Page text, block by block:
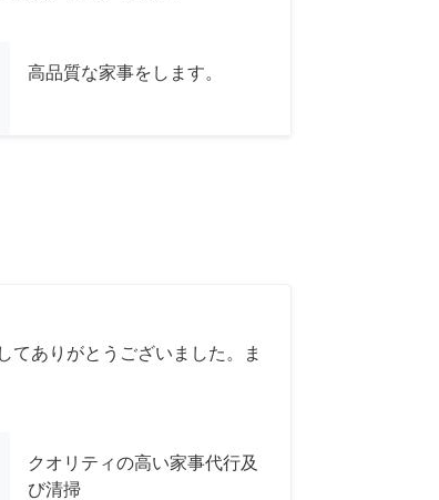
高品質な家事をします。
てありがとうございました。ま
クオリティの高い家事代行及
び清掃